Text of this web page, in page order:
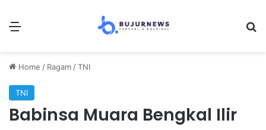
Menu
Home / Ragam /TNI
TNI
Babinsa Muara Bengkal Ilir